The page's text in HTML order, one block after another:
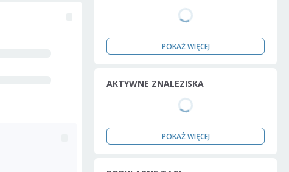
POKAŻ WIĘCEJ
AKTYWNE ZNALEZISKA
POKAŻ WIĘCEJ